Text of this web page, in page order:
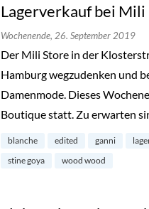
Lagerverkauf bei
Wochenende, 26. September 2019
Der Mili Store in der
Hamburg wegzudenken und
Damenmode. Dieses
Boutique statt. Zu erwarten
blanche edited ganni
stine goya
wood wood